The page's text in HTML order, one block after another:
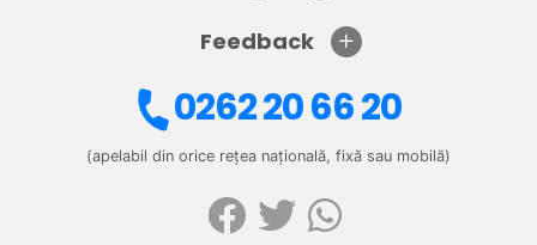
Feedback
0262 20 66 20
(apelabil din orice rețea națională, fixă sau mobilă)